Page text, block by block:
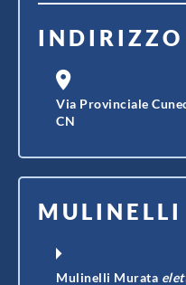
INDIRIZZO
Via Provinciale
CN
MULINELLI
Mulinelli Murata